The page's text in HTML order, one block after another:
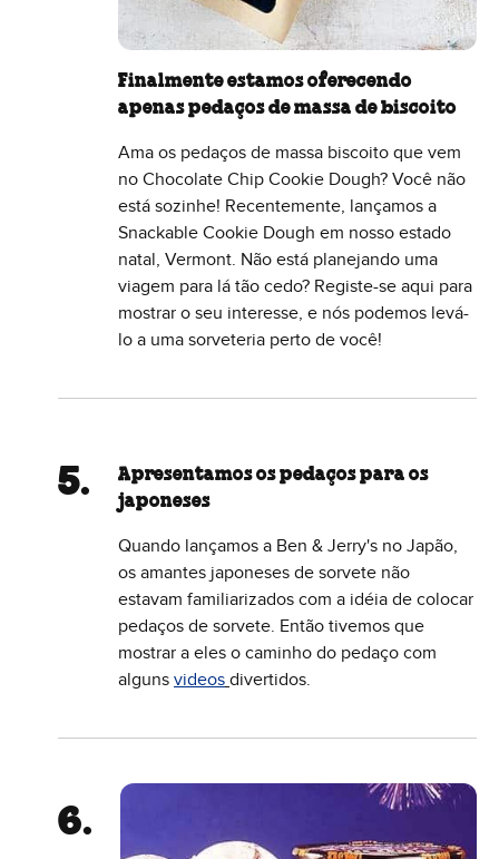
Finalmente estamos oferecendo
apenas pedaços de massa de biscoito
Ama os pedaços de massa biscoito que vem
no Chocolate Chip Cookie Dough? Você não
está sozinhe! Recentemente, lançamos a
Snackable Cookie Dough em nosso estado
natal, Vermont. Não está planejando uma
viagem para lá tão cedo? Registe-se aqui para
mostrar o seu interesse, e nós podemos levá-
lo a uma sorveteria perto de você!
Apresentamos os pedaços para os
japoneses
Quando lançamos a Ben & Jerry's no Japão,
os amantes japoneses de sorvete não
estavam familiarizados com a idéia de colocar
pedaços de sorvete. Então tivemos que
mostrar a eles o caminho do pedaço com
alguns videos divertidos.